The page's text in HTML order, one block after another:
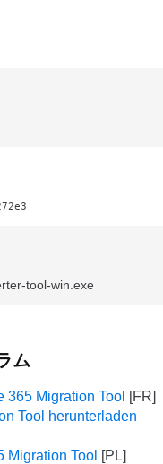
tool-win.exe
ム
365 Migration Tool
Tool herunterladen
Migration Tool